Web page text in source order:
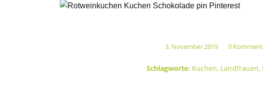
3. November 2019
/ 0 /
Schlagworte: Kuchen, Landfrauen,